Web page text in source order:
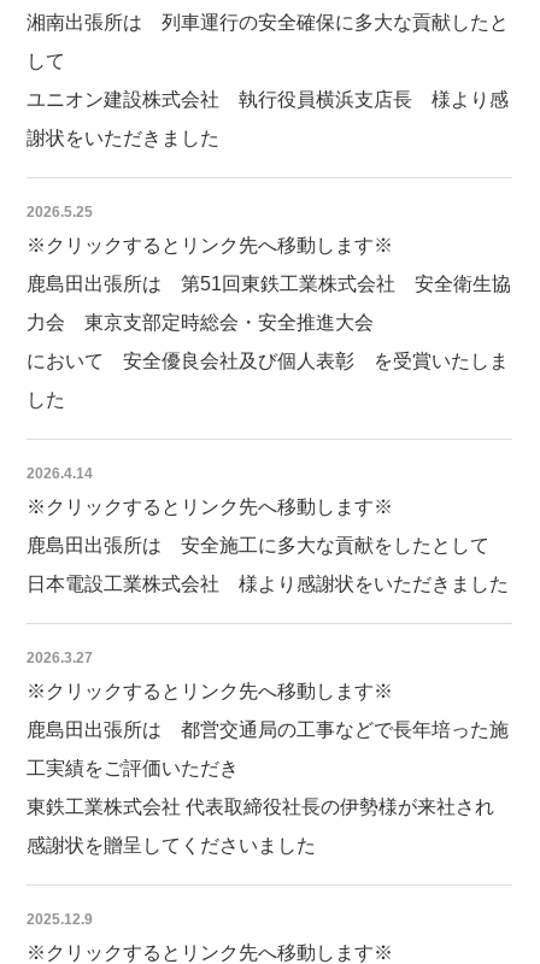
湘南出張所は 列車運行の安全確保に多大な貢献したと
して
ユニオン建設株式会社 執行役員横浜支店長 様より感
謝状をいただきました
2026.5.25
※クリックするとリンク先へ移動します※
鹿島田出張所は 第51回東鉄工業株式会社 安全衛生協
力会 東京支部定時総会・安全推進大会
において 安全優良会社及び個人表彰 を受賞いたしま
した
2026.4.14
※クリックするとリンク先へ移動します※
鹿島田出張所は 安全施工に多大な貢献をしたとして
日本電設工業株式会社 様より感謝状をいただきました
2026.3.27
※クリックするとリンク先へ移動します※
鹿島田出張所は 都営交通局の工事などで長年培った施
工実績をご評価いただき
東鉄工業株式会社 代表取締役社長の伊勢様が来社され
感謝状を贈呈してくださいました
2025.12.9
※クリックするとリンク先へ移動します※